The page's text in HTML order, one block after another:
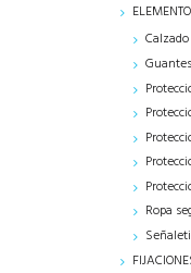
Calzado
Guantes
Ropa